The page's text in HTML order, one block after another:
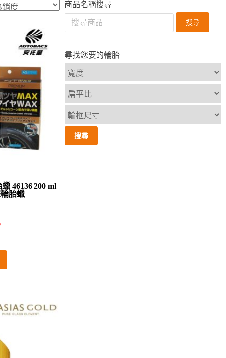
46136 200 ml
胎蠟
商品名稱搜尋
搜尋
尋找您要的輪胎